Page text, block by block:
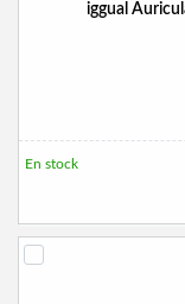
iggual
En stock